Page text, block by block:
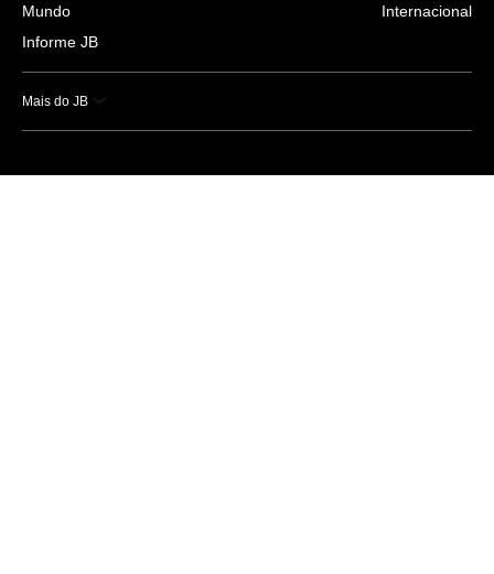
Mundo
Informe JB
Internacional
Mais do JB
Esportes